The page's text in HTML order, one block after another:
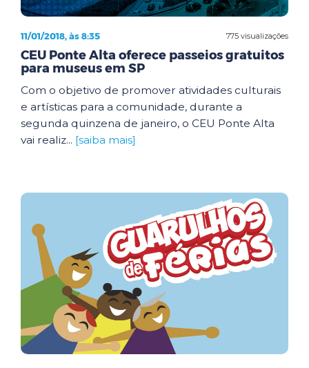
775 visualizações
11/01/2018, às 8:35
CEU Ponte Alta oferece passeios gratuitos
para museus em SP
Com o objetivo de promover atividades culturais
e artísticas para a comunidade, durante a
segunda quinzena de janeiro, o CEU Ponte Alta
vai realiz... [saiba mais]